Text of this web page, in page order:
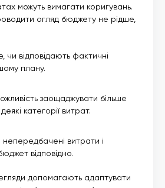
можуть вимагати коригувань.
огляд бюджету не рідше,
чи відповідають фактичні
плану.
заощаджувати більше
категорії витрат.
витрати і
відповідно.
допомагають адаптувати